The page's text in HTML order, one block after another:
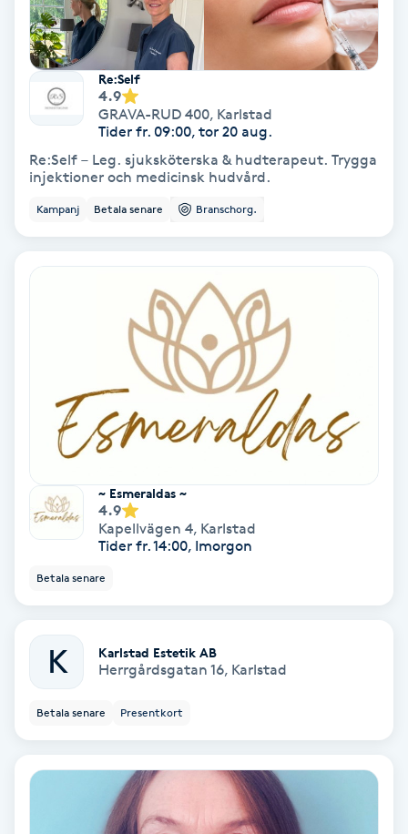
Fotsvamp
Fotvård
Fransar
Fransborttagning
Fransfärgning
Fransförlängning
Fransförlängning Megavolym
Fransförlängning Volym
Fransk manikyr
Frekvensterapi
Friskvård
Färgning
Re:Self
4.9
GRAVA-RUD 400, Karlstad
Tider fr. 09:00, tor 20 aug.
Re:Self – Leg. sjuksköterska & hudterapeut. Trygga
injektioner och medicinsk hudvård.
Kampanj Betala senare Branschorg.
~ Esmeraldas ~
4.9
Kapellvägen 4, Karlstad
Tider fr. 14:00, Imorgon
Betala senare
K Karlstad Estetik AB
Herrgårdsgatan 16, Karlstad
Betala senare Presentkort